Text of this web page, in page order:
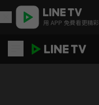
用 APP 免費看更精彩